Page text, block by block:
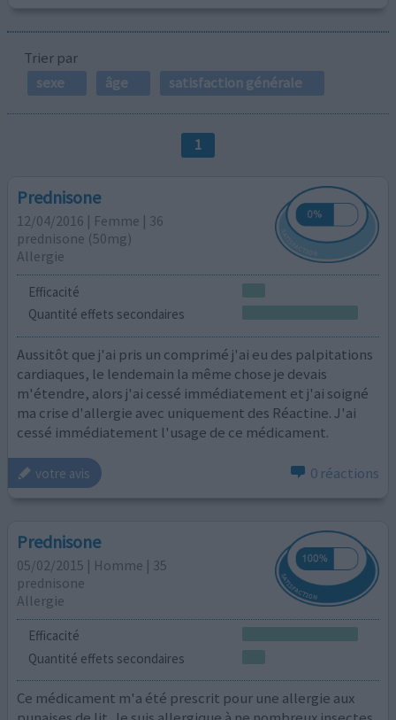
Trier par
sexe
âge satisfaction générale
1
Prednisone
12/04/2016 | Femme | 36
prednisone (50mg)
Allergie
Efficacité
Quantité effets secondaires
Aussitôt que j'ai pris un comprimé j'ai eu des palpitations
cardiaques, le lendemain la même chose je devais
m'étendre, alors j'ai cessé immédiatement et j'ai soigné
ma crise d'allergie avec uniquement des Réactine. J'ai
cessé immédiatement l'usage de ce médicament.
votre avis 0 réactions
Prednisone
05/02/2015 | Homme | 35
prednisone
Allergie
Efficacité
Quantité effets secondaires
Ce médicament m'a été prescrit pour une allergie aux